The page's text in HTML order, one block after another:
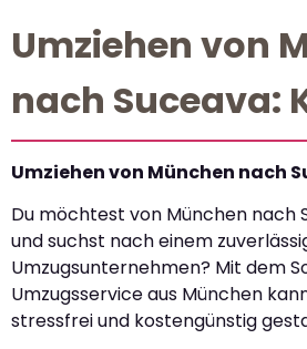
Umziehen von
nach Suceava:
Umziehen von München nach
Du möchtest von München nach
und suchst nach einem
Umzugsunternehmen? Mit dem
Umzugsservice aus München
stressfrei und kostengünstig